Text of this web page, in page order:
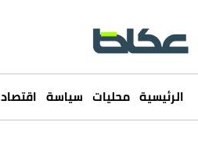
الرئيسية محليات سياسة اقتصاد